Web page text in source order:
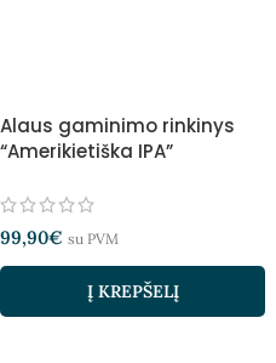
Alaus gaminimo rinkinys
“Amerikietiška IPA”
99,90€ su PVM
Į KREPŠELĮ